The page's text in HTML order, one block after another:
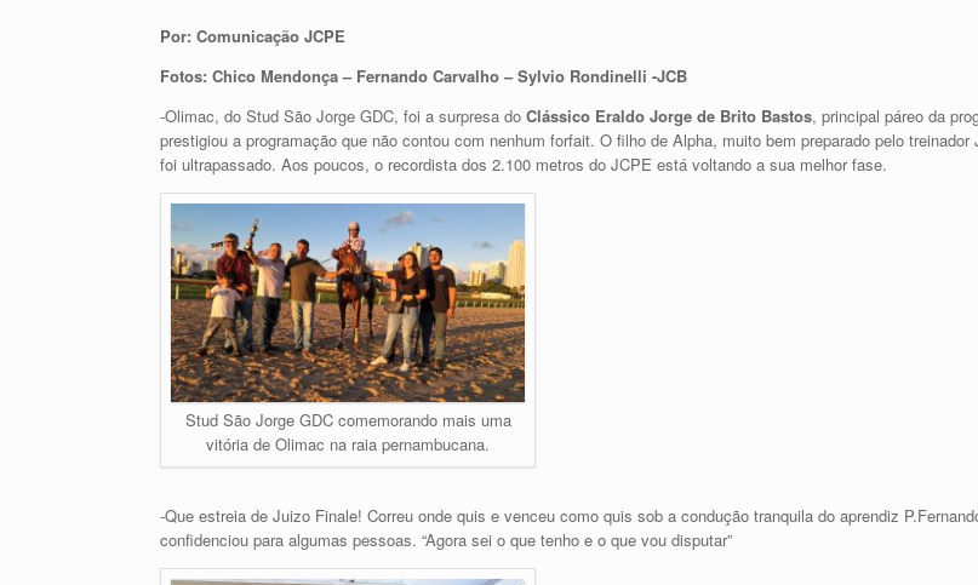
Por: Comunicação JCPE
Fotos: Chico Mendonça – Fernando Carvalho – Sylvio Rondinelli -JCB
-Olimac, do Stud São Jorge GDC, foi a surpresa do Clássico Eraldo Jorge de Brito Bastos, principal páreo da
prestigiou a programação que não contou com nenhum forfait. O filho de Alpha, muito bem preparado pelo
foi ultrapassado. Aos poucos, o recordista dos 2.100 metros do JCPE está voltando a sua melhor fase.
Stud São Jorge GDC comemorando mais uma
vitória de Olimac na raia pernambucana.
-Que estreia de Juizo Finale! Correu onde quis e venceu como quis sob a condução tranquila do aprendiz
confidenciou para algumas pessoas. “Agora sei o que tenho e o que vou disputar”